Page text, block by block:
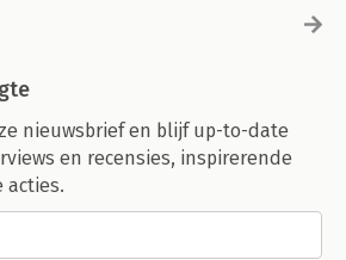
nieuwsbrief en blijf up-to-date
en recensies, inspirerende
acties.